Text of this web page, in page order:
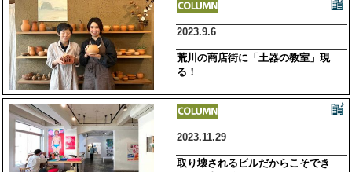
2023.9.6
荒川の商店街に「土器の教室」現
る！
2023.11.29
取り壊されるビルだからこそでき